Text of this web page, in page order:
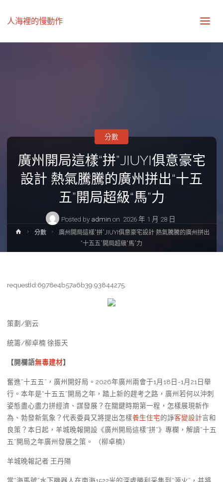
人海裡的慢動作
廣州開局這樣“拼”JIUYI俱意豪宅
設計 熱氣騰騰的廣州拼出“十五
五”開局超級“馬”力
Posted by admin on 2026 年 1 月 28 日
分數
Home分數
廣州開局這樣“拼”JIUYI俱意豪宅設計 熱氣騰騰的廣州拼出
“十五五”開局超級“馬”力
requestId:6978e4b57a6b39.93844275.
策劃/劉云
統籌/柳卓楠 徐振天
【開欄語無毒建材】
奮進“十五五”，廣州開好局。2026年廣州兩會于1月18日-1月21日舉
行。本年是“十五五”開局之年，踏上新的趕考之路，廣州若何以沖刺
姿態盡心盡力拼經濟、謀發展？在關鍵時期第一程，怎樣展現新作
為、勃發新氣象？代表委員又將提出怎樣養生住宅的諍客變設計言和
良策？本日起，羊城晚報開設《廣州開局這樣“拼”》專欄，解讀“十五
五”開局之年廣州發展之策。 （柳卓楠）
羊城晚報記者 王丹陽
當“海馬號”水下機器人在南海1522米的深處勝利采集到“源火”，并將